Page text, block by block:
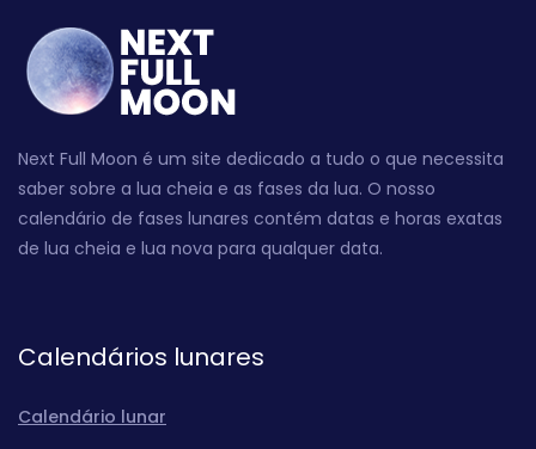
Next Full Moon é um site dedicado a tudo o que necessita
saber sobre a lua cheia e as fases da lua. O nosso
calendário de fases lunares contém datas e horas exatas
de lua cheia e lua nova para qualquer data.
Calendários lunares
Calendário lunar